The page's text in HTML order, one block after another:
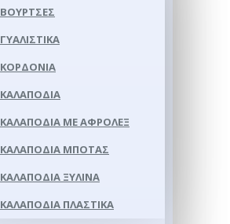
ΒΟΎΡΤΣΕΣ
ΓΥΑΛΙΣΤΙΚΆ
ΚΟΡΔΌΝΙΑ
ΚΑΛΑΠΌΔΙΑ
ΚΑΛΑΠΌΔΙΑ ΜΕ ΑΦΡΟΛΕΞ
ΚΑΛΑΠΌΔΙΑ ΜΠΌΤΑΣ
ΚΑΛΑΠΌΔΙΑ ΞΎΛΙΝΑ
ΚΑΛΑΠΌΔΙΑ ΠΛΑΣΤΙΚΆ